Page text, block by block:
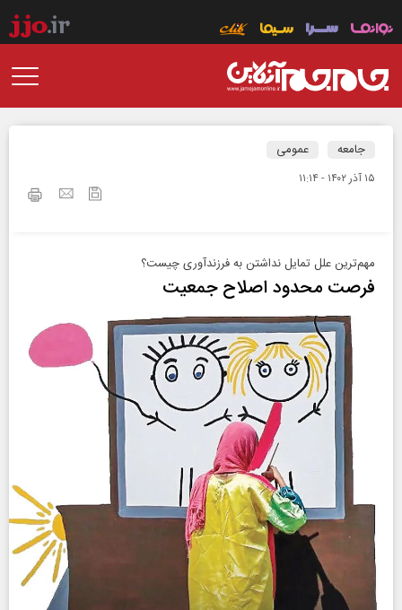
جامعه عمومی
۱۵ آذر ۱۴۰۲ - ۱۱:۱۴
مهم‌ترین علل تمایل نداشتن به فرزندآوری چیست؟
فرصت محدود اصلاح جمعیت